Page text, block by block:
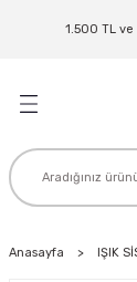
1.500 TL
OYNATICI
Anasayfa IŞIK